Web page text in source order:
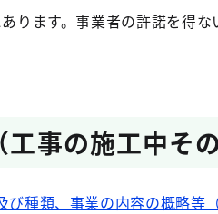
ります。事業者の許諾を得
事の施工中その
種類、事業の内容の概略等